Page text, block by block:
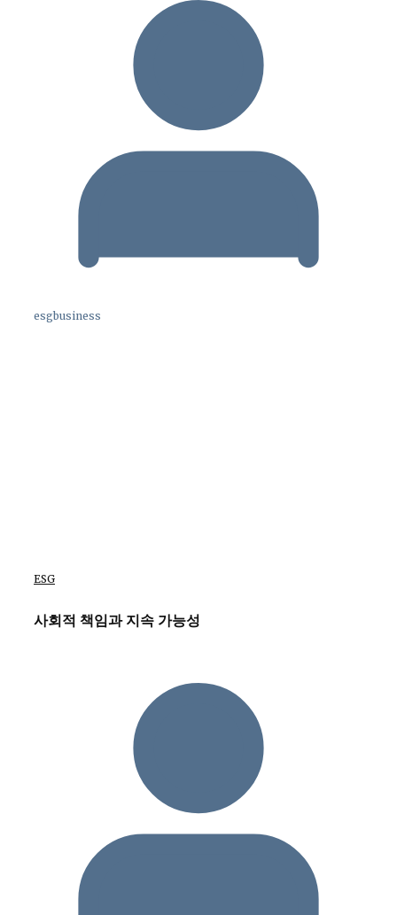
esgbusiness
ESG
사회적 책임과 지속 가능성